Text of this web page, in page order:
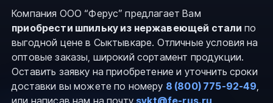
Компания ООО “Ферус” предлагает Вам
приобрести шпильку из нержавеющей стали по
выгодной цене в Сыктывкаре. Отличные условия на
оптовые заказы, широкий сортамент продукции.
Оставить заявку на приобретение и уточнить сроки
доставки вы можете по номеру 8 (800) 775-92-49,